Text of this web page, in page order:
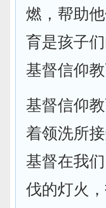
燃，帮助
育是孩子
基督信仰
基督信仰
着领洗所
基督在我
伐的灯火